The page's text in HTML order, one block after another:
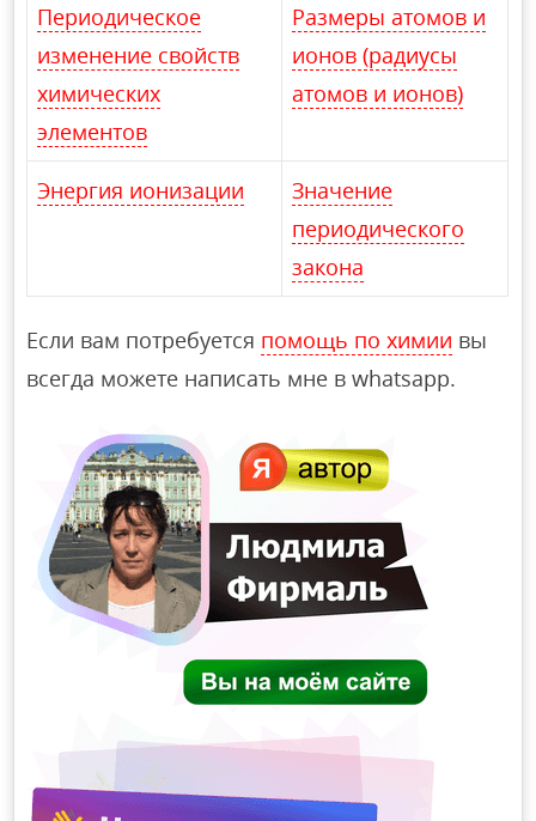
Периодическое
изменение свойств
химических
элементов
Размеры атомов и
ионов (радиусы
атомов и ионов)
Энергия ионизации
Значение
периодического
закона
Если вам потребуется помощь по химии вы
всегда можете написать мне в whatsapp.